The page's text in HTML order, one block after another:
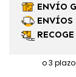
ENVÍO
ENVÍOS